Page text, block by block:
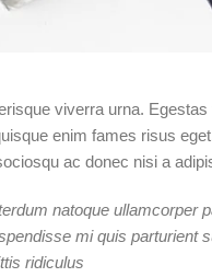
viverra urna.
enim fames risus
ac donec nisi a
natoque ullamcorper
mi quis parturient
ridiculus.